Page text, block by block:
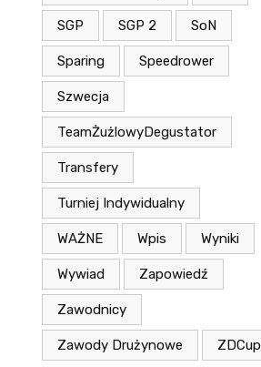
SGP SGP 2 SoN
Sparing Speedrower
Szwecja
TeamŻużlowyDegustator
Transfery
Turniej Indywidualny
WAŻNE Wpis Wyniki
Wywiad Zapowiedź
Zawodnicy
Zawody Drużynowe ZDCup